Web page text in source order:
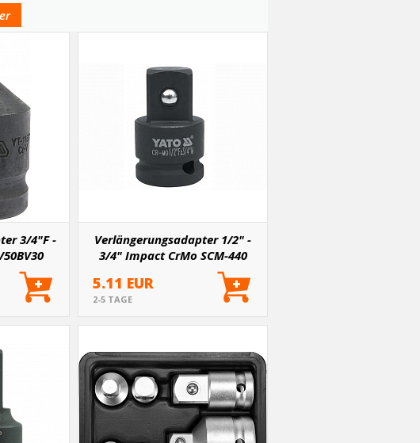
3/4"F -
Verlängerungsadapter 1/2" -
3/4" Impact CrMo SCM-440
5.11 EUR
2-5 TAGE